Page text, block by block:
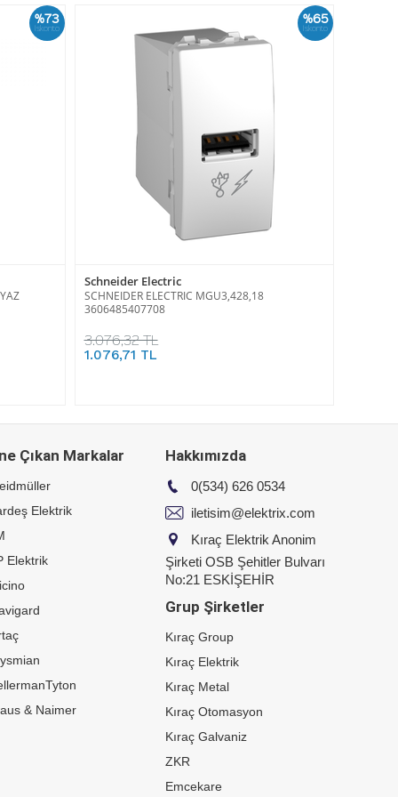
%73
İskonto
%65
İskonto
Schneider Electric
SCHNEIDER ELECTRIC MGU3,428,18
3606485407708
3.076,32 TL
1.076,71 TL
Çıkan Markalar
Elektrik
Elektrik
& Naimer
Hakkımızda
0(534) 626 0534
iletisim@elektrix.com
Kıraç Elektrik Anonim
Şirketi OSB Şehitler Bulvarı
No:21 ESKİŞEHİR
Grup Şirketler
Kıraç Group
Kıraç Elektrik
Kıraç Metal
Kıraç Otomasyon
Kıraç Galvaniz
ZKR
Emcekare